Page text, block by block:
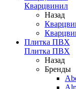
Кварцвинил
Назад
Плитка ПВХ
Плитка ПВХ
Назад
Бренды